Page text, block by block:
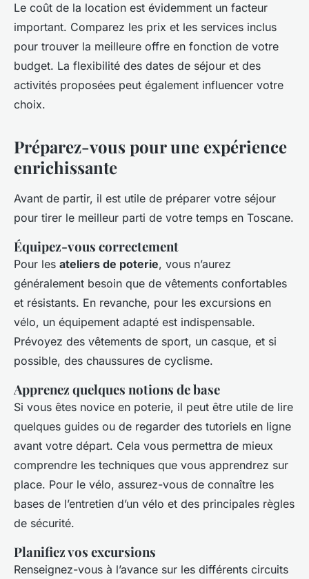
Le coût de la location est évidemment un facteur
important. Comparez les prix et les services inclus
pour trouver la meilleure offre en fonction de votre
budget. La flexibilité des dates de séjour et des
activités proposées peut également influencer votre
choix.
Préparez-vous pour une expérience
enrichissante
Avant de partir, il est utile de préparer votre séjour
pour tirer le meilleur parti de votre temps en Toscane.
Équipez-vous correctement
Pour les ateliers de poterie, vous n’aurez
généralement besoin que de vêtements confortables
et résistants. En revanche, pour les excursions en
vélo, un équipement adapté est indispensable.
Prévoyez des vêtements de sport, un casque, et si
possible, des chaussures de cyclisme.
Apprenez quelques notions de base
Si vous êtes novice en poterie, il peut être utile de lire
quelques guides ou de regarder des tutoriels en ligne
avant votre départ. Cela vous permettra de mieux
comprendre les techniques que vous apprendrez sur
place. Pour le vélo, assurez-vous de connaître les
bases de l’entretien d’un vélo et des principales règles
de sécurité.
Planifiez vos excursions
Renseignez-vous à l’avance sur les différents circuits